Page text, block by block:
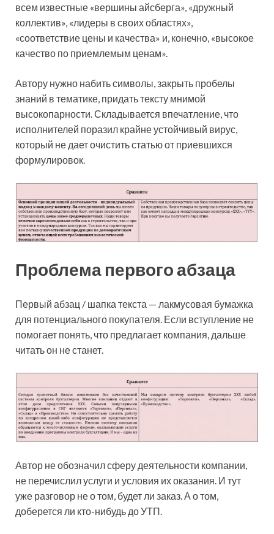
всем известные «вершины айсберга», «дружный
коллектив», «лидеры в своих областях»,
«соответствие цены и качества» и, конечно, «высокое
качество по приемлемым ценам».
Автору нужно набить символы, закрыть пробелы
знаний в тематике, придать тексту мнимой
высокопарности. Складывается впечатление, что
исполнителей поразил крайне устойчивый вирус,
который не дает очистить статью от приевшихся
формулировок.
Проблема первого абзаца
Первый абзац / шапка текста — лакмусовая бумажка
для потенциального покупателя. Если вступление не
помогает понять, что предлагает компания, дальше
читать он не станет.
Автор не обозначил сферу деятельности компании,
не перечислил услуги и условия их оказания. И тут
уже разговор не о том, будет ли заказ. А о том,
доберется ли кто-нибудь до УТП.